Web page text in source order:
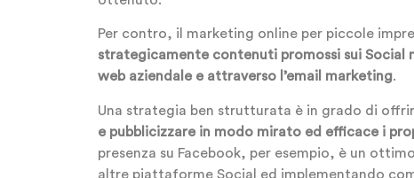
Per contro, il marketing online per piccole
strategicamente contenuti promossi sui
web aziendale e attraverso l’email marketing.
Una strategia ben strutturata è in grado di
e pubblicizzare in modo mirato ed efficace i
presenza su Facebook, per esempio, è un
altre piattaforme Social ed implementando